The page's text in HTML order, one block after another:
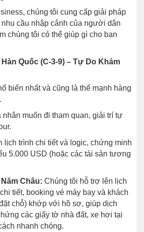
chúng tôi cung cấp giải pháp
cầu nhập cảnh của người dân
chúng tôi có thể giúp gì cho bạn
Quốc (C-3-9) – Tự Do Khám
biến nhất và cũng là thế mạnh hàng
nhân muốn đi tham quan, giải trí tự
lịch trình chi tiết và logic, chứng minh
5.000 USD (hoặc các tài sản tương
Châu: Chúng tôi hỗ trợ lên lịch
tiết, booking vé máy bay và khách
chỗ) khớp với hồ sơ, giúp dịch
các giấy tờ nhà đất, xe hơi tại
nhanh chóng.